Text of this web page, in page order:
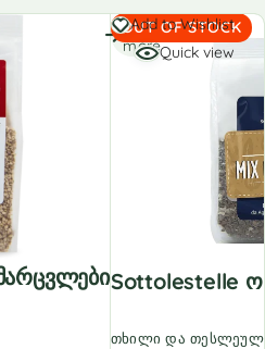
OUT OF STOCK
Add to Wishlist
Quick view
Sottolestelle
თხილი და
Read
more